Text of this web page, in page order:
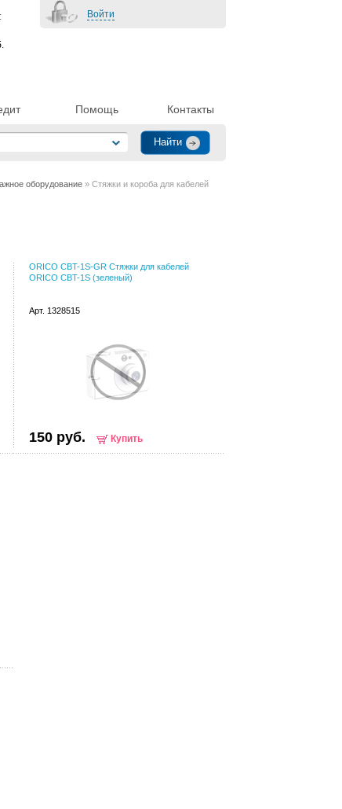
Помощь Контакты
Войти
оборудование » Стяжки и короба для кабелей
ORICO CBT-1S-GR Стяжки для кабелей
ORICO CBT-1S (зеленый)
Арт. 1328515
150 руб. Купить